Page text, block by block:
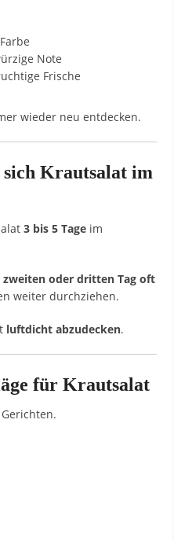
Farbe
Note
Frische
wieder neuentdecken.
sichKrautsalatim
3 bis5Tage im
zweitenoderdrittenTagoft
weiterdurchziehen.
luftdichtabzudecken.
fürKrautsalat
Gerichten.